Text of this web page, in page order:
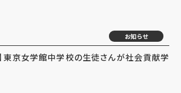
お知らせ
】東京女学館中学校の生徒さんが社会貢献学